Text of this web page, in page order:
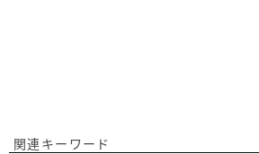
関連キーワード